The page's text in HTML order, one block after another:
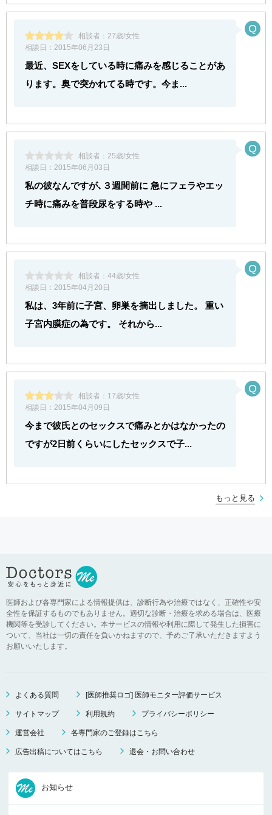
相談者： 27歳/女性
相談日： 2015年06月23日
最近、SEXをしている時に痛みを感じることがあ
ります。奥で突かれてる時です。今ま...
相談者： 25歳/女性
相談日： 2015年06月03日
私の彼なんですが､３週間前に 急にフェラやエッ
チ時に痛みを普段尿をする時や ...
相談者： 44歳/女性
相談日： 2015年04月20日
私は、3年前に子宮、卵巣を摘出しました。 重い
子宮内膜症の為です。 それから...
相談者： 17歳/女性
相談日： 2015年04月09日
今まで彼氏とのセックスで痛みとかはなかったの
ですが2日前くらいにしたセックスで子...
もっと見る
医師および各専門家による情報提供は、診断行為や治療ではなく、正確性や安
全性を保証するものでもありません。適切な診断・治療を求める場合は、医療
機関等を受診してください。本サービスの情報や利用に際して発生した損害に
ついて、当社は一切の責任を負いかねますので、予めご了承いただきますよう
お願いいたします。
よくある質問 [医師推奨ロゴ] 医師モニター評価サービス
サイトマップ 利用規約 プライバシーポリシー
運営会社 各専門家のご登録はこちら
広告出稿についてはこちら 退会・お問い合わせ
お知らせ